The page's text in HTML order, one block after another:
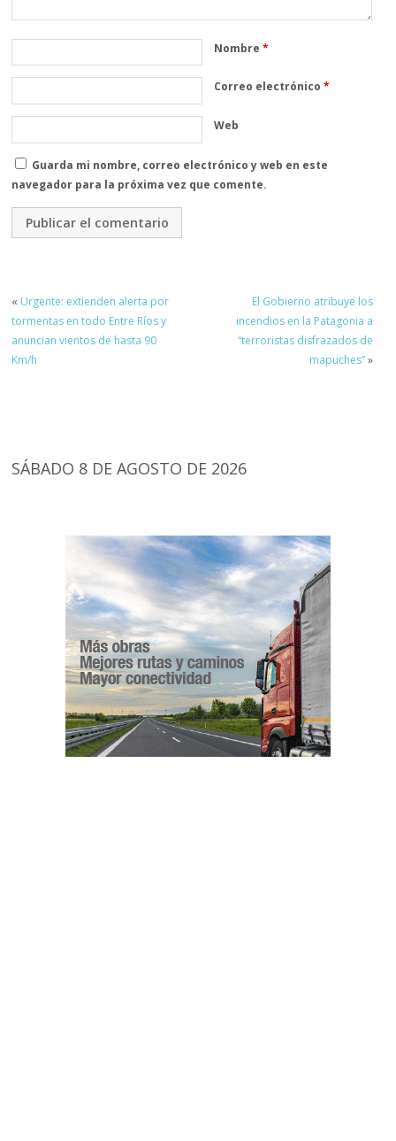
Nombre*
Correo electrónico*
Web
Guarda mi nombre, correo electrónico y web en este
navegador para la próxima vez que comente.
« Urgente: extienden alerta por
tormentas en todo Entre Ríos y
anuncian vientos de hasta 90
Km/h
El Gobierno atribuye los
incendios en la Patagonia a
“terroristas disfrazados de
mapuches”»
SÁBADO 8 DE AGOSTO DE 2026